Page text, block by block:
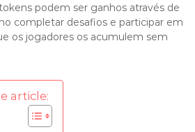
podem ser ganhos através de
completar desafios e participar em
os jogadores os acumulem sem
article: